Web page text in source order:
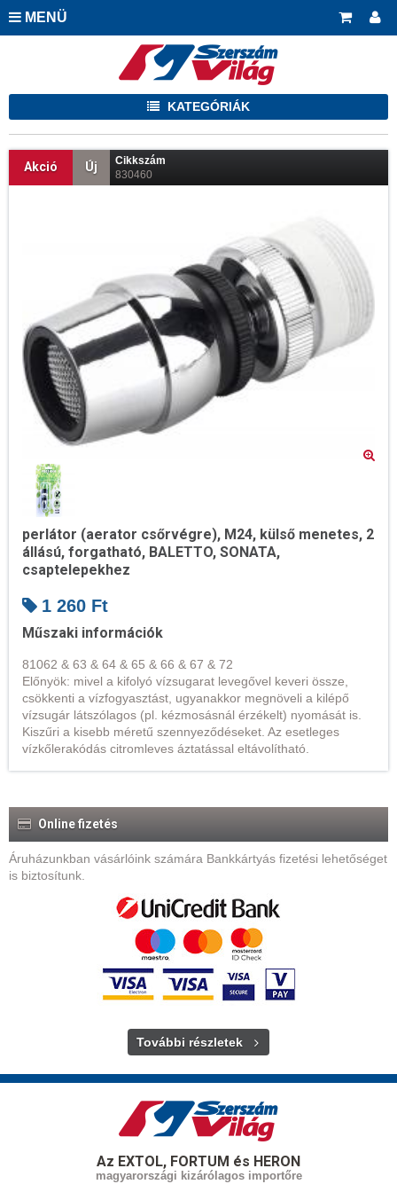
MENÜ
KATEGÓRIÁK
Akció Új
Cikkszám
830460
perlátor (aerator csőrvégre), M24, külső menetes, 2
állású, forgatható, BALETTO, SONATA,
csaptelepekhez
1 260 Ft
Műszaki információk
81062 & 63 & 64 & 65 & 66 & 67 & 72
Előnyök: mivel a kifolyó vízsugarat levegővel keveri össze,
csökkenti a vízfogyasztást, ugyanakkor megnöveli a kilépő
vízsugár látszólagos (pl. kézmosásnál érzékelt) nyomását is.
Kiszűri a kisebb méretű szennyeződéseket. Az esetleges
vízkőlerakódás citromleves áztatással eltávolítható.
Online fizetés
Áruházunkban vásárlóink számára Bankkártyás fizetési lehetőséget
is biztosítunk.
További részletek
Az EXTOL, FORTUM és HERON
magyarországi kizárólagos importőre